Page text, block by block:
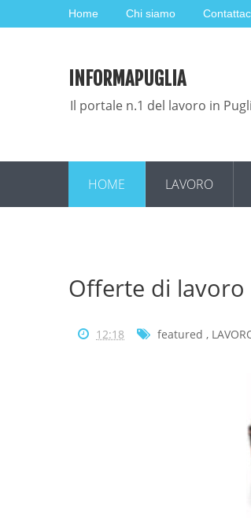
Home Chi siamo
INFORMAPUGLIA
Il portale n.1 del lavoro in
HOME LAVORO
Offerte di lavoro
12:18 featured ,